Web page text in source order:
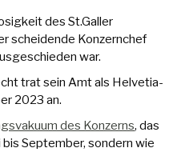
des St.Galler
scheidende Konzernchef
war.
trat sein Amt als Helvetia-
2023 an.
des Konzerns, das
bis September, sondern wie